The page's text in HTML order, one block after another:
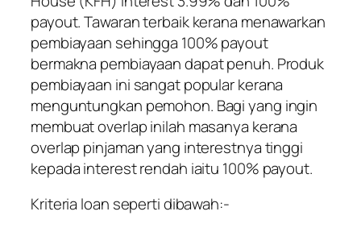
payout. Tawaran terbaik kerana menawarkan
pembiayaan sehingga 100% payout
bermakna pembiayaan dapat penuh. Produk
pembiayaan ini sangat popular kerana
menguntungkan pemohon. Bagi yang ingin
membuat overlap inilah masanya kerana
overlap pinjaman yang interestnya tinggi
kepada interest rendah iaitu 100% payout.
Kriteria loan seperti dibawah:-